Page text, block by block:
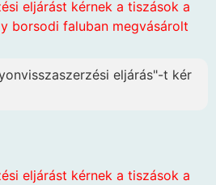
eljárást kérnek a tiszások a
borsodi faluban megvásárolt
eljárás"-t kér
eljárást kérnek a tiszások a